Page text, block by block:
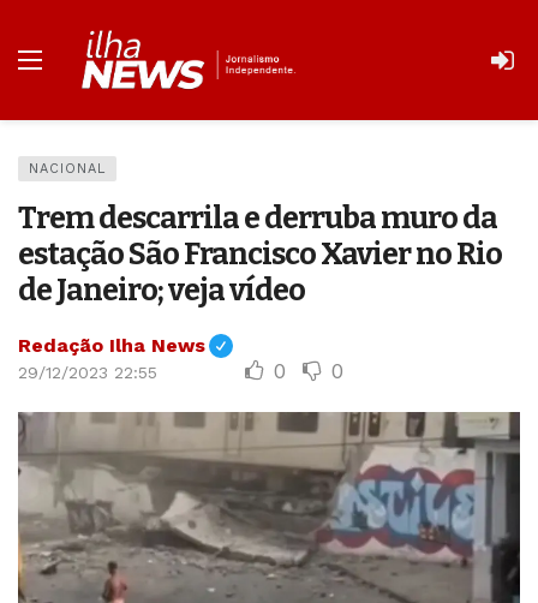
NACIONAL
Trem descarrila e derruba muro da
estação São Francisco Xavier no Rio
de Janeiro; veja vídeo
Redação Ilha News
29/12/2023 22:55 0 0